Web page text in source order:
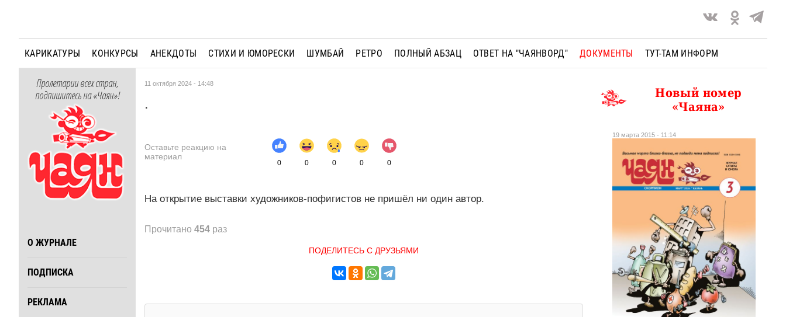
КАРИКАТУРЫ КОНКУРСЫ АНЕКДОТЫ СТИХИ И ЮМОРЕСКИ ШУМБАЙ РЕТРО ПОЛНЫЙ АБЗАЦ ОТВЕТ НА "ЧАЯНВОРД" ДОКУМЕНТЫ ТУТ-ТАМ ИНФОРМ
Пролетарии всех стран,
подпишитесь на «Чаян»!
О ЖУРНАЛЕ
ПОДПИСКА
РЕКЛАМА
11 октября 2024 - 14:48
.
Оставьте реакцию на
материал
0 0 0 0 0
На открытие выставки художников-пофигистов не пришёл ни один автор.
Прочитано 454 раз
ПОДЕЛИТЕСЬ С ДРУЗЬЯМИ
Новый номер
«Чаяна»
19 марта 2015 - 11:14